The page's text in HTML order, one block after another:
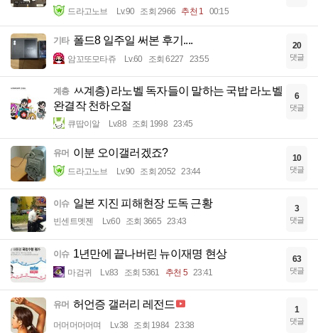
드라고노브 Lv.90 조회 2966 추천 1 00:15
기타 폴드8 일주일 써본 후기....
암꼬또모타쥬 Lv.60 조회 6227 23:55
20
댓글
계층 ㅆ계층) 라노벨 독자들이 말하는 국밥 라노벨
완결작 천하오절
큐땁이알 Lv.88 조회 1998 23:45
6
댓글
유머 이분 오이갤러겠죠?
드라고노브 Lv.90 조회 2052 23:44
10
댓글
이슈 일본 지진 피해현장 도독 근황
빈센트멧젠 Lv.60 조회 3665 23:43
3
댓글
이슈 1년만에 끝나버린 뉴이재명 현상
마검귀 Lv.83 조회 5361 추천 5 23:41
63
댓글
유머 허언증 갤러리 레전드
머머머머머며 Lv.38 조회 1984 23:38
1
댓글